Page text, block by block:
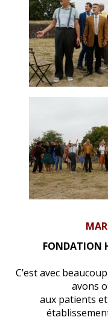
FONDATION
C’est avec
avons
aux patients